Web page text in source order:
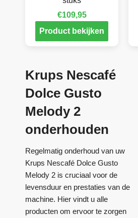
€109,95
Product bekijken
Krups Nescafé
Dolce Gusto
Melody 2
onderhouden
Regelmatig onderhoud van uw
Krups Nescafé Dolce Gusto
Melody 2 is cruciaal voor de
levensduur en prestaties van de
machine. Hier vindt u alle
producten om ervoor te zorgen